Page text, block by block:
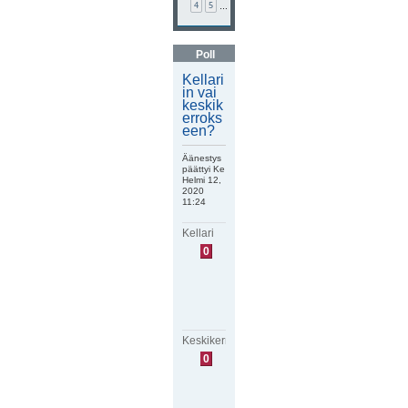
4
5
Poll
Kellari
in vai
keskik
erroks
een?
Äänestys
päättyi Ke
Helmi 12,
2020
11:24
Kellari
0
Keskikerros
0